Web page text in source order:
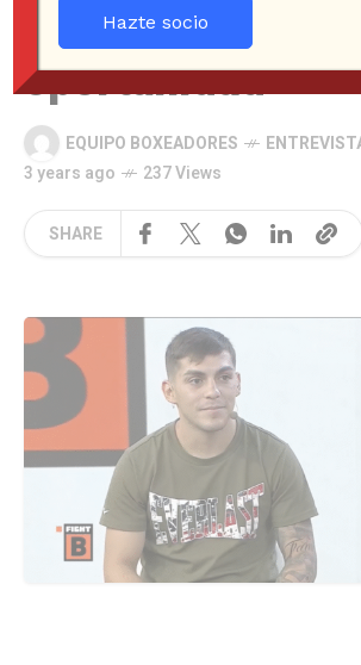
voy a aprovechar
oportunidad”
EQUIPO BOXEADORES
3 years ago
237 Views
SHARE
Hazte socio